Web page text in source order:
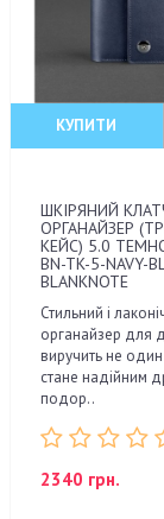
КУПИТИ
ШКІРЯНИЙ
ОРГАНАЙЗЕР
КЕЙС) 5.0
BN-TK-5-NAVY-
BLANKNOTE
Стильний і
органайзер для
виручить не один
стане надійним
подор..
2340 грн.